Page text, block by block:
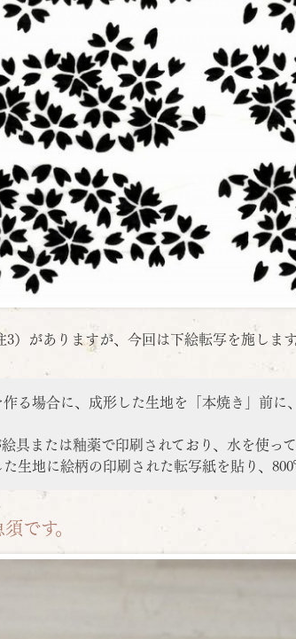
）がありますが、今回は下絵転写を施します
作る場合に、成形した生地を「本焼き」前
具または釉薬で印刷されており、水を使っ
た生地に絵柄の印刷された転写紙を貼り、
です。